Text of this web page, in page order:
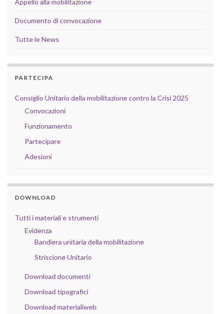
Appello alla mobilitazione
Documento di convocazione
Tutte le News
PARTECIPA
Consiglio Unitario della mobilitazione contro la Crisi 2025
Convocazioni
Funzionamento
Partecipare
Adesioni
DOWNLOAD
Tutti i materiali e strumenti
Evidenza
Bandiera unitaria della mobilitazione
Striscione Unitario
Download documenti
Download tipografici
Download materialiweb